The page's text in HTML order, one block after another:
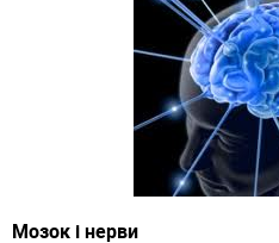
Мозок і нерви